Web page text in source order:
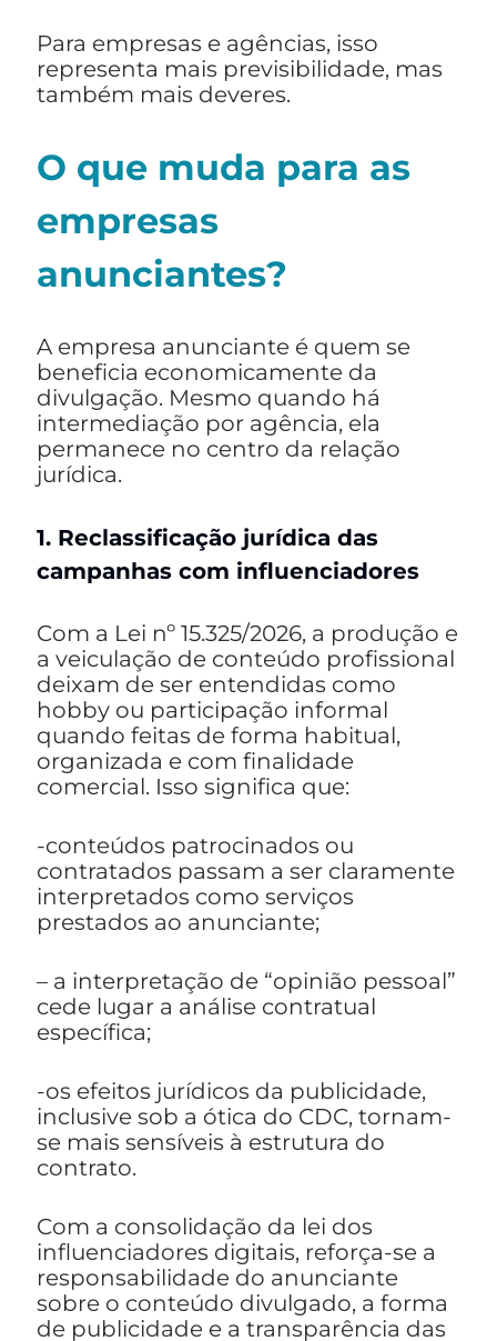
Para empresas e agências, isso
representa mais previsibilidade, mas
também mais deveres.
O que muda para as
empresas
anunciantes?
A empresa anunciante é quem se
beneficia economicamente da
divulgação. Mesmo quando há
intermediação por agência, ela
permanece no centro da relação
jurídica.
1. Reclassificação jurídica das
campanhas com influenciadores
Com a Lei nº 15.325/2026, a produção e
a veiculação de conteúdo profissional
deixam de ser entendidas como
hobby ou participação informal
quando feitas de forma habitual,
organizada e com finalidade
comercial. Isso significa que:
-conteúdos patrocinados ou
contratados passam a ser claramente
interpretados como serviços
prestados ao anunciante;
– a interpretação de “opinião pessoal”
cede lugar a análise contratual
específica;
-os efeitos jurídicos da publicidade,
inclusive sob a ótica do CDC, tornam-
se mais sensíveis à estrutura do
contrato.
Com a consolidação da lei dos
influenciadores digitais, reforça-se a
responsabilidade do anunciante
sobre o conteúdo divulgado, a forma
de publicidade e a transparência das